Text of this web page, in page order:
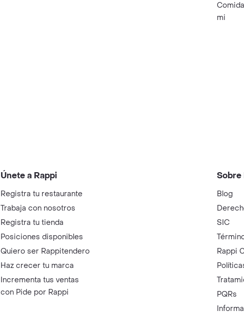
mi
Únete a Rappi
Registra tu restaurante
Trabaja con nosotros
Registra tu tienda
Posiciones disponibles
Quiero ser Rappitendero
Haz crecer tu marca
Incrementa tus ventas
con Pide por Rappi
Sobre
Blog
SIC
Rappi
PQRs